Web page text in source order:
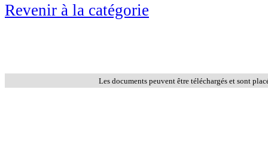
Revenir à la catégorie
Les documents peuvent être téléchargés et sont